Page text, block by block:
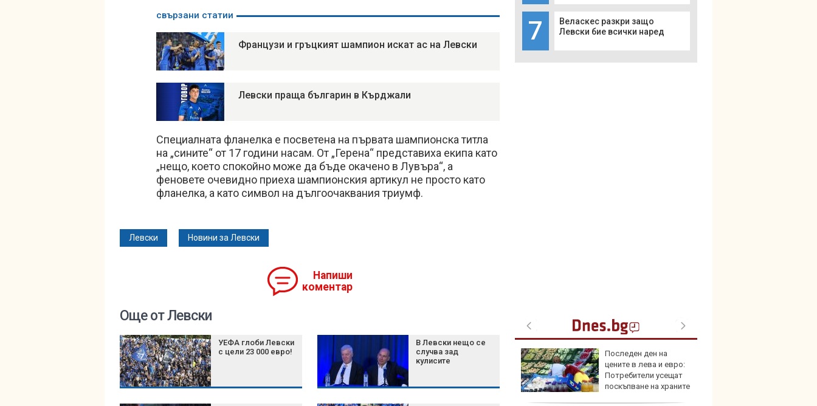
свързани статии
Французи и гръцкият шампион искат ас на Левски
Левски праща българин в Кърджали
Специалната фланелка е посветена на първата шампионска титла
на „сините“ от 17 години насам. От „Герена“ представиха екипа като
„нещо, което спокойно може да бъде окачено в Лувъра“, а
феновете очевидно приеха шампионския артикул не просто като
фланелка, а като символ на дългоочаквания триумф.
Левски Новини за Левски
Напиши
коментар
7
Веласкес разкри защо
Левски бие всички наред
Още от Левски
УЕФА глоби Левски
с цели 23 000 евро!
В Левски нещо се
случва зад
кулисите
90-годишен мъж от
Кобиляне е в
Последен ден на
цените в лева и евро:
Потребители усещат
поскъпване на храните